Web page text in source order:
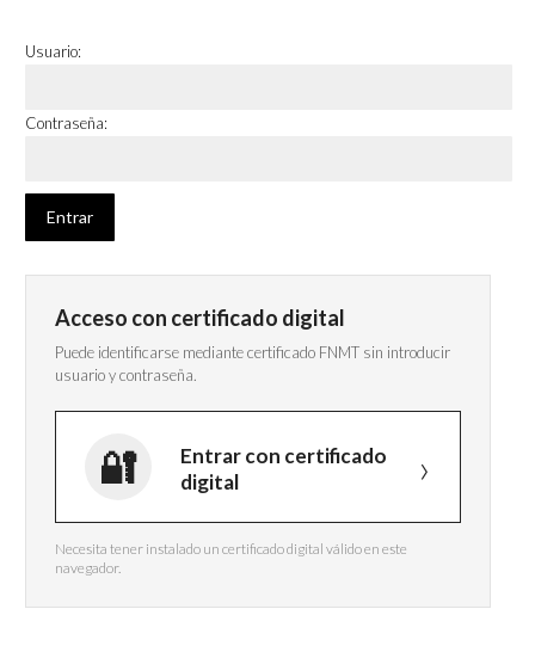
Usuario:
Contraseña:
Acceso con certificado digital
Puede identificarse mediante certificado FNMT sin introducir
usuario y contraseña.
Entrar con certificado
digital
Necesita tener instalado un certificado digital válido en este
navegador.